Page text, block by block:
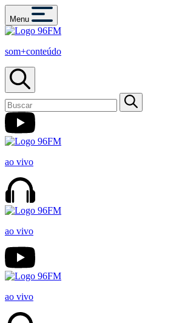
Menu
som+conteúdo
ao vivo
ao vivo
ao vivo